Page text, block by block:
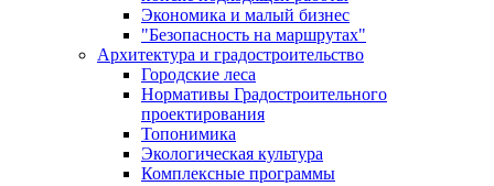
Экономика и малый бизнес
"Безопасность на маршрутах"
Архитектура и градостроительство
Городские леса
Нормативы Градостроительного
проектирования
Топонимика
Экологическая культура
Комплексные программы